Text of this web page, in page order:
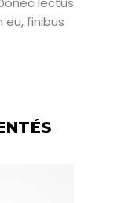
eu, finibus